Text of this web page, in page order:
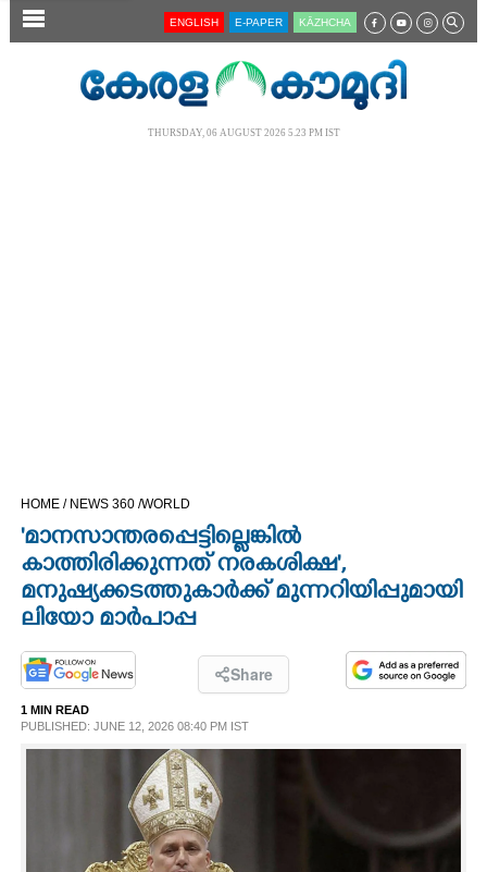
SECTIONS
CINEMA
OPINION
ENGLISH E-PAPER KĀZHCHA
THURSDAY, 06 AUGUST 2026 5.23 PM IST
HOME / NEWS 360 /WORLD
'മാനസാന്തരപ്പെട്ടില്ലെങ്കിൽ
കാത്തിരിക്കുന്നത് നരകശിക്ഷ',​
മനുഷ്യക്കടത്തുകാർക്ക് മുന്നറിയിപ്പുമായി
ലിയോ മാർപാപ്പ
Share
1 MIN READ
PUBLISHED: JUNE 12, 2026 08:40 PM IST